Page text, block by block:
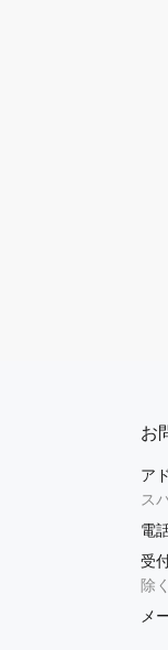
お
ア
ス
電
受
除
メ